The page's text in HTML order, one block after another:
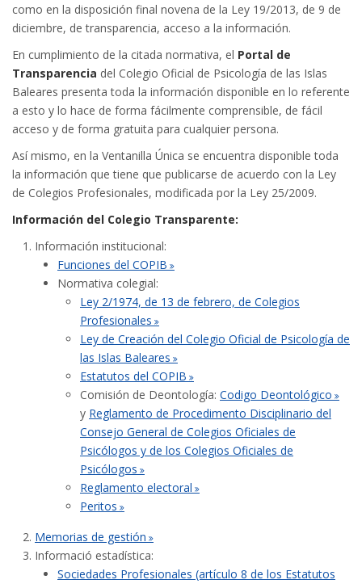
como en la disposición final novena de la Ley 19/2013, de 9 de
diciembre, de transparencia, acceso a la información.
En cumplimiento de la citada normativa, el Portal de
Transparencia del Colegio Oficial de Psicología de las Islas
Baleares presenta toda la información disponible en lo referente
a esto y lo hace de forma fácilmente comprensible, de fácil
acceso y de forma gratuita para cualquier persona.
Así mismo, en la Ventanilla Única se encuentra disponible toda
la información que tiene que publicarse de acuerdo con la Ley
de Colegios Profesionales, modificada por la Ley 25/2009.
Información del Colegio Transparente:
Información institucional:
Funciones del COPIB
Normativa colegial:
Ley 2/1974, de 13 de febrero, de Colegios
Profesionales
Ley de Creación del Colegio Oficial de Psicología de
las Islas Baleares
Estatutos del COPIB
Comisión de Deontología: Codigo Deontológico
y Reglamento de Procedimento Disciplinario del
Consejo General de Colegios Oficiales de
Psicólogos y de los Colegios Oficiales de
Psicólogos
Reglamento electoral
Peritos
Memorias de gestión
Informació estadística:
Sociedades Profesionales (artículo 8 de los Estatutos